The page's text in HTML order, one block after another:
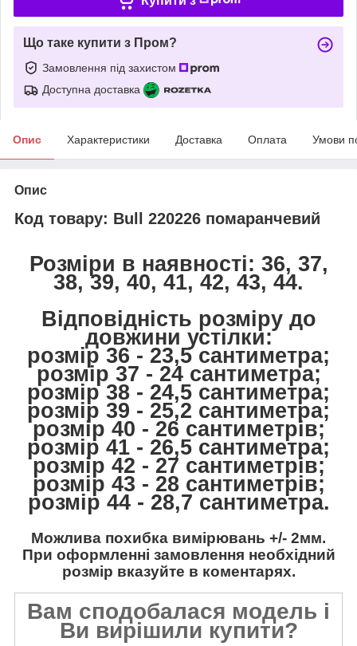
Що таке купити з Пром?
Замовлення під захистом
Доступна доставка
Опис Характеристики Доставка Оплата Умови
Опис
Код товару: Bull 220226 помаранчевий
Розміри в наявності: 36, 37,
38, 39, 40, 41, 42, 43, 44.
Відповідність розміру до
довжини устілки:
розмір 36 - 23,5 сантиметра;
розмір 37 - 24 сантиметра;
розмір 38 - 24,5 сантиметра;
розмір 39 - 25,2 сантиметра;
розмір 40 - 26 сантиметрів;
розмір 41 - 26,5 сантиметра;
розмір 42 - 27 сантиметрів;
розмір 43 - 28 сантиметрів;
розмір 44 - 28,7 сантиметра.
Можлива похибка вимірювань +/- 2мм.
При оформленні замовлення необхідний
розмір вказуйте в коментарях.
Вам сподобалася модель і
Ви вирішили купити?